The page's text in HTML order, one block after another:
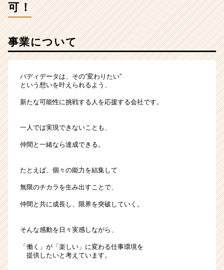
サ
ル
タ
を
集！
経
可！
|
チ
ャ
ー・
可！
事業について
バディデータは、その“変わりたい”
という想いを叶えられるよう、
新たな可能性に挑戦する人を応援する会社です。
一人では実現できないことも、
仲間と一緒なら達成できる。
たとえば、個々の能力を結集して
無限のチカラを生み出すことで、
仲間と共に成長し、限界を突破していく。
そんな感動を日々実感しながら、
「働く」が「楽しい」に変わる仕事環境を
提供したいと考えています。